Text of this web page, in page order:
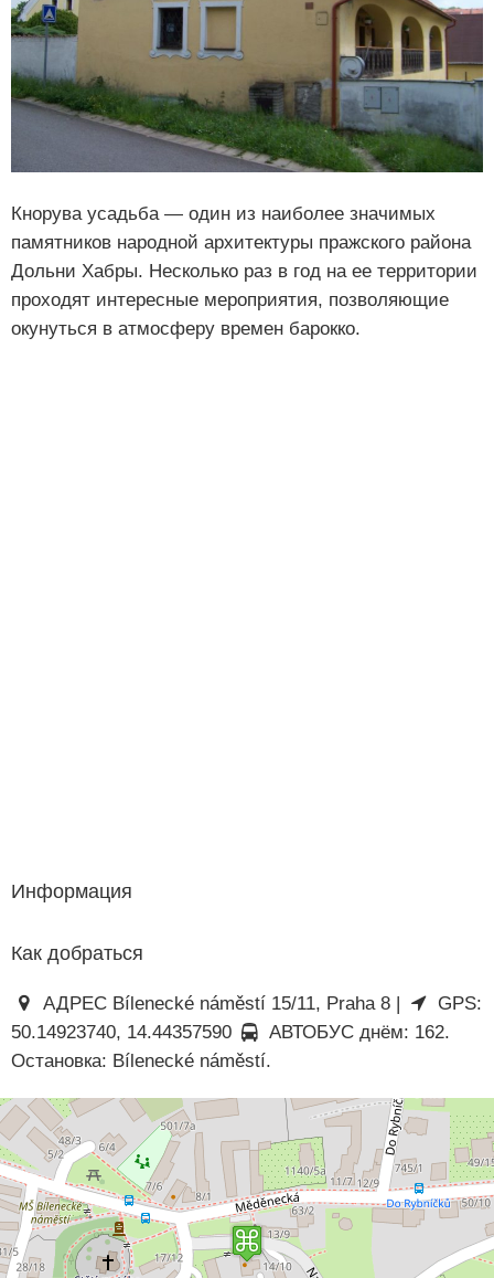
Кнорува усадьба — один из наиболее значимых
памятников народной архитектуры пражского района
Дольни Хабры. Несколько раз в год на ее территории
проходят интересные мероприятия, позволяющие
окунуться в атмосферу времен барокко.
Информация
Как добраться
АДРЕС Bílenecké náměstí 15/11, Praha 8 |
GPS:
50.14923740, 14.44357590
АВТОБУС днём: 162.
Остановка: Bílenecké náměstí.